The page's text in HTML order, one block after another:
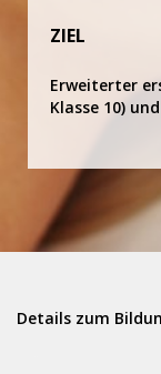
ZIEL
Erweiterter
Klasse 10)
Details zum